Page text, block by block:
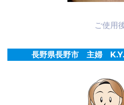
ご使用
長野県長野市 主婦